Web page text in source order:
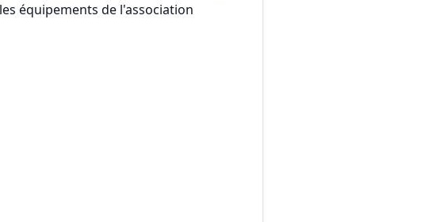
équipements de l'association